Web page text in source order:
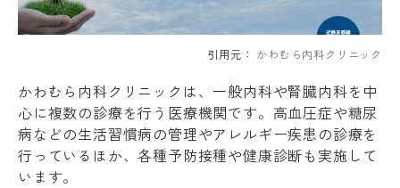
引用元： かわむら内科クリニック
かわむら内科クリニックは、一般内科や腎臓内科を中
心に複数の診療を行う医療機関です。高血圧症や糖尿
病などの生活習慣病の管理やアレルギー疾患の診療を
行っているほか、各種予防接種や健康診断も実施して
います。